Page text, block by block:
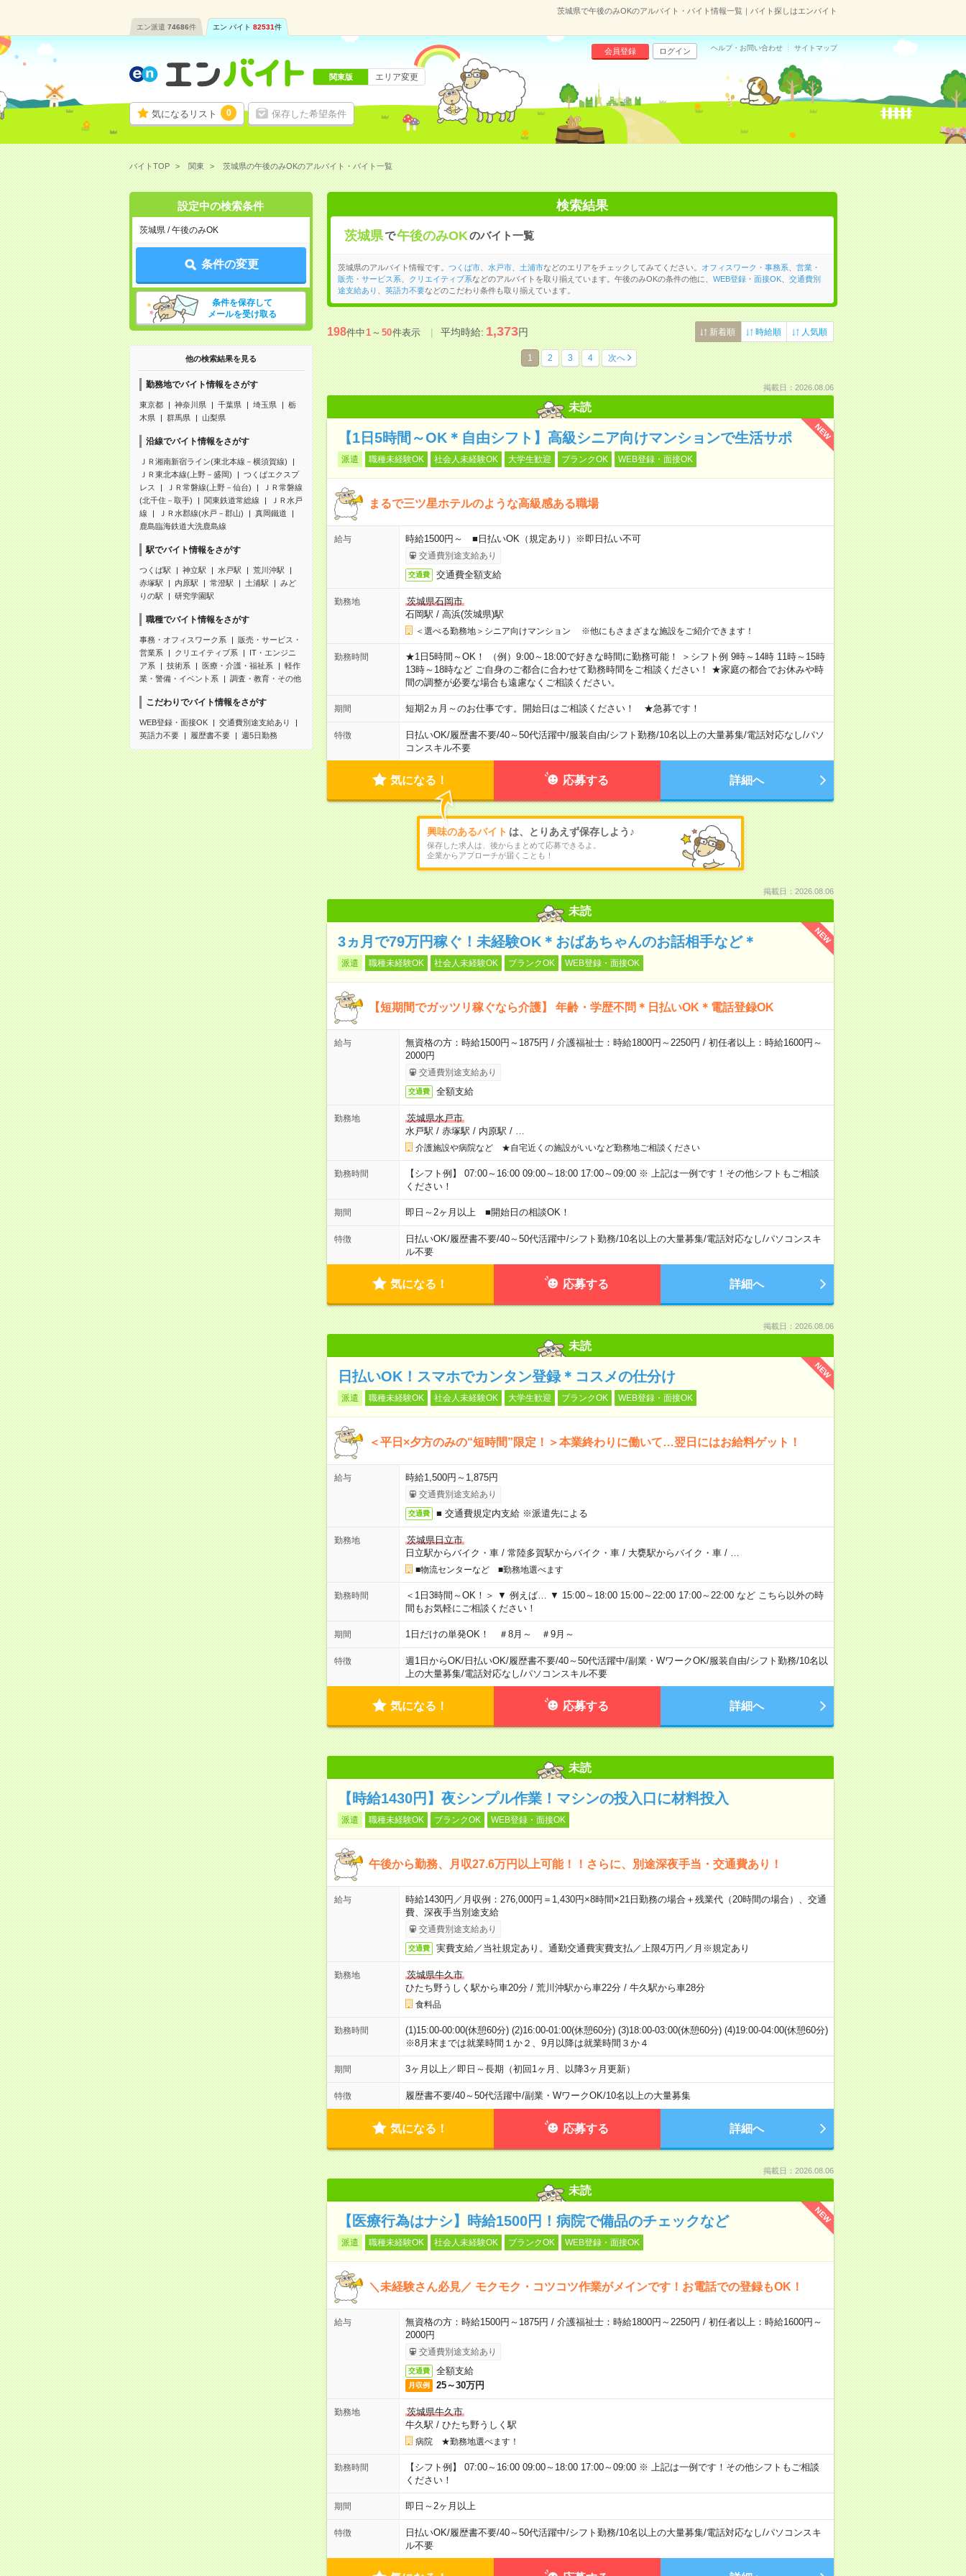
茨城県で午後のみOKのアルバイト・バイト情報一覧｜バイト探しはエンバイト
エン派遣 74686件 エン バイト 82531件
気になるリスト 0 保存した希望条件
会員登録 ログイン ヘルプ・お問い合わせ サイトマップ
関東版 エリア変更
バイトTOP 関東 茨城県の午後のみOKのアルバイト・バイト一覧
設定中の検索条件
茨城県 / 午後のみOK
条件の変更
条件を保存して
メールを受け取る
他の検索結果を見る
勤務地でバイト情報をさがす
東京都 神奈川県 千葉県 埼玉県
栃
木県
群馬県 山梨県
沿線でバイト情報をさがす
ＪＲ湘南新宿ライン(東北本線－横須賀線)
ＪＲ東北本線(上野－盛岡)
つくばエクスプ
レス
ＪＲ常磐線(上野－仙台)
ＪＲ常磐線
(北千住－取手)
関東鉄道常総線
ＪＲ水戸
線
ＪＲ水郡線(水戸－郡山)
真岡鐵道
鹿島臨海鉄道大洗鹿島線
駅でバイト情報をさがす
つくば駅 神立駅 水戸駅
荒川沖駅
赤塚駅
内原駅 常澄駅 土浦駅
みど
りの駅
研究学園駅
職種でバイト情報をさがす
事務・オフィスワーク系
販売・サービス・
営業系
クリエイティブ系
IT・エンジニ
ア系
技術系 医療・介護・福祉系
軽作
業・警備・イベント系
調査・教育・その他
こだわりでバイト情報をさがす
WEB登録・面接OK
交通費別途支給あり
英語力不要
履歴書不要 週5日勤務
検索結果
茨城県で午後のみOKのバイト一覧
茨城県のアルバイト情報です。 つくば市、 水戸市、 土浦市などのエリアをチェックしてみてください。 オフィスワーク・事務系
営業・
販売・サービス系
クリエイティブ系などのアルバイトを取り揃えています。午後のみOKの条件の他に、 WEB登録・面接OK、 交通費別
途支給あり
英語力不要などのこだわり条件も取り揃えています。
198件中1～50件表示 平均時給:1,373円 新着順 時給順 人気順
1 2 3 4 次へ
掲載日：2026.08.06
未読
NEW
【1日5時間～OK＊自由シフト】高級シニア向けマンションで生活サポ
派遣 職種未経験OK 社会人未経験OK 大学生歓迎 ブランクOK WEB登録・面接OK
まるで三ツ星ホテルのような高級感ある職場
給与 時給1500円～ ■日払いOK（規定あり）※即日払い不可
交通費別途支給あり
交通費 交通費全額支給
勤務地
茨城県石岡市
石岡駅 / 高浜(茨城県)駅
＜選べる勤務地＞シニア向けマンション ※他にもさまざまな施設をご紹介できます！
勤務時間
★1日5時間～OK！ （例）9:00～18:00で好きな時間に勤務可能！ ＞シフト例 9時～14時 11時～15時
13時～18時など ご自身のご都合に合わせて勤務時間をご相談ください！ ★家庭の都合でお休みや時
間の調整が必要な場合も遠慮なくご相談ください。
期間 短期2ヵ月～のお仕事です。開始日はご相談ください！ ★急募です！
特徴 日払いOK/履歴書不要/40～50代活躍中/服装自由/シフト勤務/10名以上の大量募集/電話対応なし/パソ
コンスキル不要
気になる！ 応募する 詳細へ
興味のあるバイト は、とりあえず保存しよう♪
保存した求人は、後からまとめて応募できるよ。
企業からアプローチが届くことも！
掲載日：2026.08.06
未読
NEW
3ヵ月で79万円稼ぐ！未経験OK＊おばあちゃんのお話相手など＊
派遣 職種未経験OK 社会人未経験OK ブランクOK WEB登録・面接OK
【短期間でガッツリ稼ぐなら介護】 年齢・学歴不問＊日払いOK＊電話登録OK
給与
無資格の方：時給1500円～1875円 / 介護福祉士：時給1800円～2250円 / 初任者以上：時給1600円～
2000円
交通費別途支給あり
交通費 全額支給
勤務地
茨城県水戸市
水戸駅 / 赤塚駅 / 内原駅 /
介護施設や病院など ★自宅近くの施設がいいなど勤務地ご相談ください
勤務時間
【シフト例】 07:00～16:00 09:00～18:00 17:00～09:00 ※ 上記は一例です！その他シフトもご相談
ください！
期間 即日～2ヶ月以上 ■開始日の相談OK！
特徴 日払いOK/履歴書不要/40～50代活躍中/シフト勤務/10名以上の大量募集/電話対応なし/パソコンスキ
ル不要
気になる！ 応募する 詳細へ
掲載日：2026.08.06
未読
NEW
日払いOK！スマホでカンタン登録＊コスメの仕分け
派遣 職種未経験OK 社会人未経験OK 大学生歓迎 ブランクOK WEB登録・面接OK
＜平日×夕方のみの“短時間”限定！＞本業終わりに働いて…翌日にはお給料ゲット！
給与 時給1,500円～1,875円
交通費別途支給あり
交通費 ■ 交通費規定内支給 ※派遣先による
勤務地
茨城県日立市
日立駅からバイク・車/ 常陸多賀駅からバイク・車/ 大甕駅からバイク・車/
■物流センターなど ■勤務地選べます
勤務時間
＜1日3時間～OK！＞ ▼ 例えば… ▼ 15:00～18:00 15:00～22:00 17:00～22:00 など こちら以外の時
間もお気軽にご相談ください！
期間 1日だけの単発OK！ ＃8月～ ＃9月～
特徴 週1日からOK/日払いOK/履歴書不要/40～50代活躍中/副業・WワークOK/服装自由/シフト勤務/10名以
上の大量募集/電話対応なし/パソコンスキル不要
気になる！ 応募する 詳細へ
未読
【時給1430円】夜シンプル作業！マシンの投入口に材料投入
派遣 職種未経験OK ブランクOK WEB登録・面接OK
午後から勤務、月収27.6万円以上可能！！さらに、別途深夜手当・交通費あり！
給与
時給1430円／月収例：276,000円＝1,430円×8時間×21日勤務の場合＋残業代（20時間の場合）、交通
費、深夜手当別途支給
交通費別途支給あり
交通費 実費支給／当社規定あり。通勤交通費実費支払／上限4万円／月※規定あり
勤務地
茨城県牛久市
ひたち野うしく駅から車20分/ 荒川沖駅から車22分/ 牛久駅から車28分
食料品
勤務時間
(1)15:00-00:00(休憩60分) (2)16:00-01:00(休憩60分) (3)18:00-03:00(休憩60分) (4)19:00-04:00(休憩60分)
※8月末までは就業時間１か２、9月以降は就業時間３か４
期間 3ヶ月以上／即日～長期（初回1ヶ月、以降3ヶ月更新）
特徴 履歴書不要/40～50代活躍中/副業・WワークOK/10名以上の大量募集
気になる！ 応募する 詳細へ
掲載日：2026.08.06
未読
NEW
【医療行為はナシ】時給1500円！病院で備品のチェックなど
派遣 職種未経験OK 社会人未経験OK ブランクOK WEB登録・面接OK
＼未経験さん必見／ モクモク・コツコツ作業がメインです！お電話での登録もOK！
給与
無資格の方：時給1500円～1875円 / 介護福祉士：時給1800円～2250円 / 初任者以上：時給1600円～
2000円
交通費別途支給あり
交通費 全額支給
月収例 25～30万円
勤務地
茨城県牛久市
牛久駅 / ひたち野うしく駅
病院 ★勤務地選べます！
勤務時間
【シフト例】 07:00～16:00 09:00～18:00 17:00～09:00 ※ 上記は一例です！その他シフトもご相談
ください！
期間 即日～2ヶ月以上
特徴 日払いOK/履歴書不要/40～50代活躍中/シフト勤務/10名以上の大量募集/電話対応なし/パソコンスキ
ル不要